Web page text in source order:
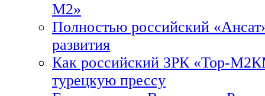
М2»
Полностью российский
развития
Как российский ЗРК «Тор-
турецкую прессу